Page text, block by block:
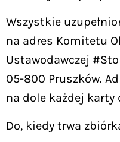
Wszystkie
na adres Komitetu
Ustawodawczej
05-800 Pruszków.
na dole każdej karty
Do, kiedy trwa